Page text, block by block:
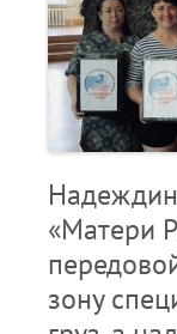
«Матери
зону